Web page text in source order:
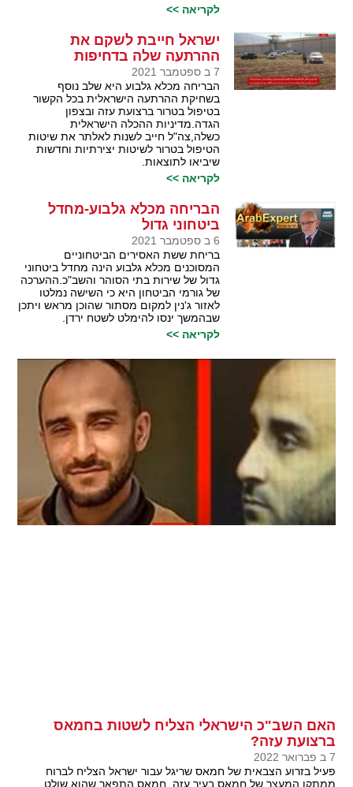
לקריאה >>
ישראל חייבת לשקם את
ההרתעה שלה בדחיפות
7 ב ספטמבר 2021
הבריחה מכלא גלבוע היא שלב נוסף
בשחיקת ההרתעה הישראלית בכל הקשור
בטיפול בטרור ברצועת עזה ובצפון
הגדה.מדיניות ההכלה הישראלית
כשלה,צה"ל חייב לשנות לאלתר את שיטות
הטיפול בטרור לשיטות יצירתיות וחדשות
שיביאו לתוצאות.
לקריאה >>
הבריחה מכלא גלבוע-מחדל
ביטחוני גדול
6 ב ספטמבר 2021
בריחת ששת האסירים הביטחוניים
המסוכנים מכלא גלבוע הינה מחדל ביטחוני
גדול של שירות בתי הסוהר והשב"כ.ההערכה
של גורמי הביטחון היא כי השישה נמלטו
לאזור ג'נין למקום מסתור שהוכן מראש ויתכן
שבהמשך ינסו להימלט לשטח ירדן.
לקריאה >>
האם השב"כ הישראלי הצליח לשטות בחמאס
ברצועת עזה?
7 ב פברואר 2022
פעיל בזרוע הצבאית של חמאס שריגל עבור ישראל הצליח לברוח
ממתקן המעצר של חמאס בעיר עזה. חמאס התפאר שהוא שולט